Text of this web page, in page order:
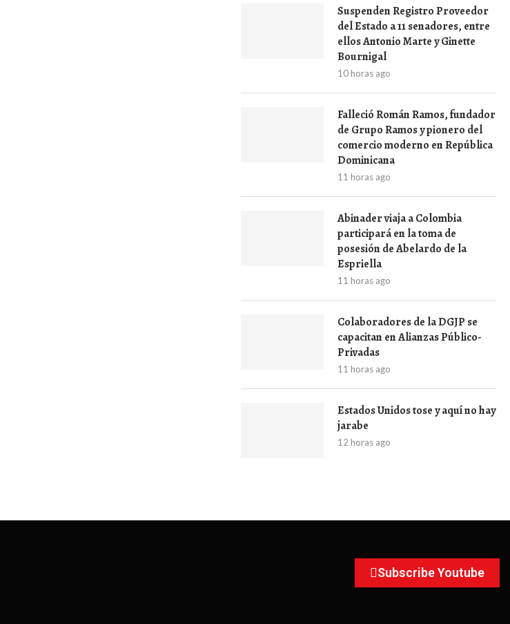
Suspenden Registro Proveedor
del Estado a 11 senadores, entre
ellos Antonio Marte y Ginette
Bournigal
10 horas ago
Falleció Román Ramos, fundador
de Grupo Ramos y pionero del
comercio moderno en República
Dominicana
11 horas ago
Abinader viaja a Colombia
participará en la toma de
posesión de Abelardo de la
Espriella
11 horas ago
Colaboradores de la DGJP se
capacitan en Alianzas Público-
Privadas
11 horas ago
Estados Unidos tose y aquí no hay
jarabe
12 horas ago
Subscribe Youtube